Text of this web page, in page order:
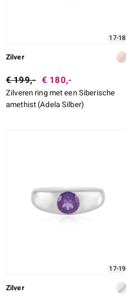
17-18
Zilver
€ 199,- € 180,-
Zilveren ring met een Siberische
amethist (Adela Silber)
17-19
Zilver